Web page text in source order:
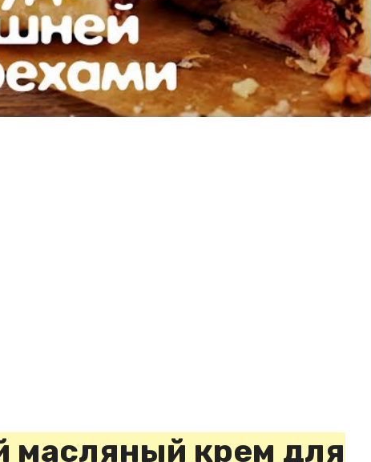
масляный крем для